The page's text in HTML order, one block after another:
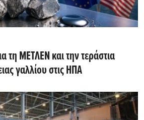
τη ΜΕΤΛΕΝ και την τεράστια
γαλλίου στις ΗΠΑ